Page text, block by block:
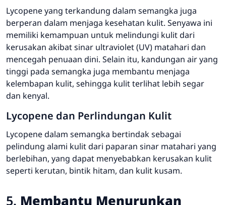
Lycopene yang terkandung dalam semangka juga
berperan dalam menjaga kesehatan kulit. Senyawa ini
memiliki kemampuan untuk melindungi kulit dari
kerusakan akibat sinar ultraviolet (UV) matahari dan
mencegah penuaan dini. Selain itu, kandungan air yang
tinggi pada semangka juga membantu menjaga
kelembapan kulit, sehingga kulit terlihat lebih segar
dan kenyal.
Lycopene dan Perlindungan Kulit
Lycopene dalam semangka bertindak sebagai
pelindung alami kulit dari paparan sinar matahari yang
berlebihan, yang dapat menyebabkan kerusakan kulit
seperti kerutan, bintik hitam, dan kulit kusam.
5. Membantu Menurunkan